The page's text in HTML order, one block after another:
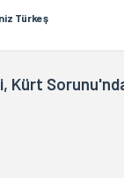
Türkeş
Kürt